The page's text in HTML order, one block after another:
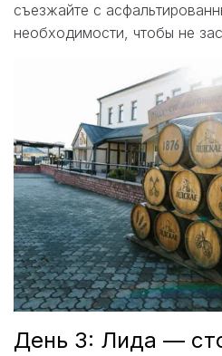
съезжайте с
необходимости, чтобы не
День 3: Лида —